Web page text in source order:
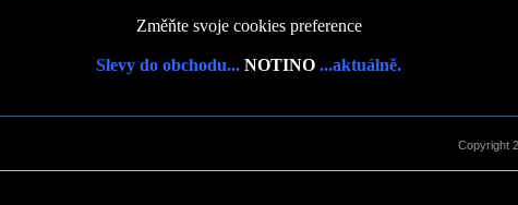
Změňte svoje cookies preference
Slevy do obchodu... NOTINO ...aktuálně.
Copyright